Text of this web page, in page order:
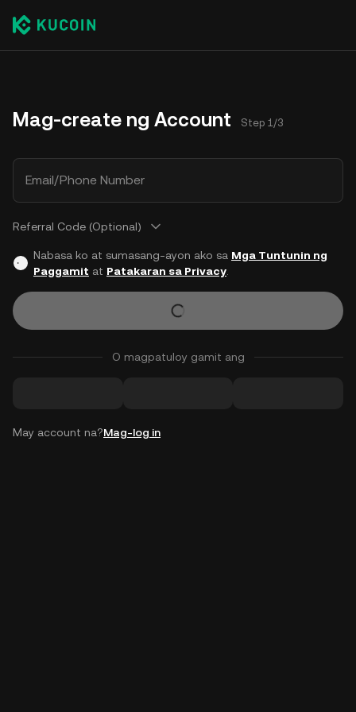
Mag-create ng Account Step 1/3
Email/Phone Number
Referral Code (Optional)
Nabasa ko at sumasang-ayon ako sa Mga Tuntunin ng
Paggamit at Patakaran sa Privacy.
O magpatuloy gamit ang
May account na?Mag-log in